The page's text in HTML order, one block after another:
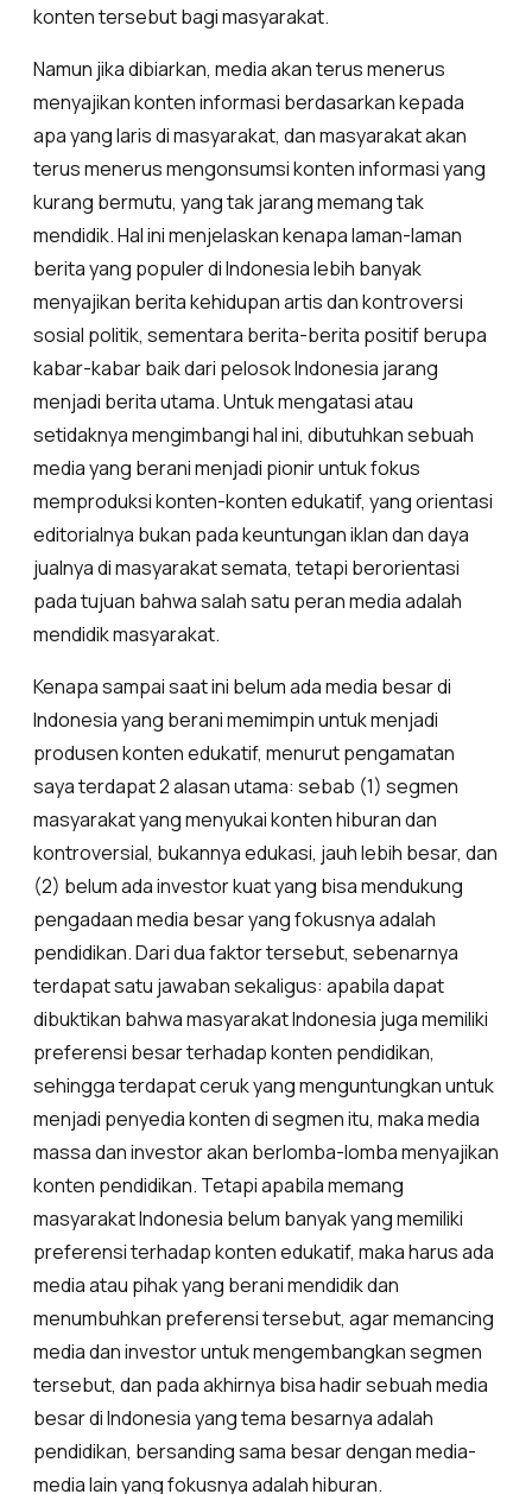
konten tersebut bagi masyarakat.
Namun jika dibiarkan, media akan terus menerus
menyajikan konten informasi berdasarkan kepada
apa yang laris di masyarakat, dan masyarakat akan
terus menerus mengonsumsi konten informasi yang
kurang bermutu, yang tak jarang memang tak
mendidik. Hal ini menjelaskan kenapa laman-laman
berita yang populer di Indonesia lebih banyak
menyajikan berita kehidupan artis dan kontroversi
sosial politik, sementara berita-berita positif berupa
kabar-kabar baik dari pelosok Indonesia jarang
menjadi berita utama. Untuk mengatasi atau
setidaknya mengimbangi hal ini, dibutuhkan sebuah
media yang berani menjadi pionir untuk fokus
memproduksi konten-konten edukatif, yang orientasi
editorialnya bukan pada keuntungan iklan dan daya
jualnya di masyarakat semata, tetapi berorientasi
pada tujuan bahwa salah satu peran media adalah
mendidik masyarakat.
Kenapa sampai saat ini belum ada media besar di
Indonesia yang berani memimpin untuk menjadi
produsen konten edukatif, menurut pengamatan
saya terdapat 2 alasan utama: sebab (1) segmen
masyarakat yang menyukai konten hiburan dan
kontroversial, bukannya edukasi, jauh lebih besar, dan
(2) belum ada investor kuat yang bisa mendukung
pengadaan media besar yang fokusnya adalah
pendidikan. Dari dua faktor tersebut, sebenarnya
terdapat satu jawaban sekaligus: apabila dapat
dibuktikan bahwa masyarakat Indonesia juga memiliki
preferensi besar terhadap konten pendidikan,
sehingga terdapat ceruk yang menguntungkan untuk
menjadi penyedia konten di segmen itu, maka media
massa dan investor akan berlomba-lomba menyajikan
konten pendidikan. Tetapi apabila memang
masyarakat Indonesia belum banyak yang memiliki
preferensi terhadap konten edukatif, maka harus ada
media atau pihak yang berani mendidik dan
menumbuhkan preferensi tersebut, agar memancing
media dan investor untuk mengembangkan segmen
tersebut, dan pada akhirnya bisa hadir sebuah media
besar di Indonesia yang tema besarnya adalah
pendidikan, bersanding sama besar dengan media-
media lain yang fokusnya adalah hiburan.